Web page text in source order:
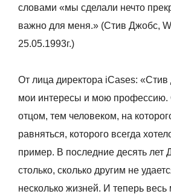
словами «мы сделали нечто
важно для меня.» (Стив Джобс,
25.05.1993г.)
От лица директора iCases:
мои интересы и мою
отцом, тем человеком, на
равняться, которого всегда
пример. В последние десять лет
столько, сколько другим не
несколько жизней. И теперь весь